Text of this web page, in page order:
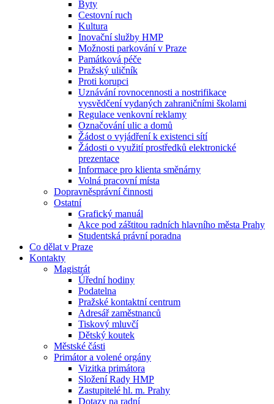
Byty
Cestovní ruch
Kultura
Inovační služby HMP
Možnosti parkování v Praze
Památková péče
Pražský uličník
Proti korupci
Uznávání rovnocennosti a nostrifikace
vysvědčení vydaných zahraničními školami
Regulace venkovní reklamy
Označování ulic a domů
Žádost o vyjádření k existenci sítí
Žádosti o využití prostředků elektronické
prezentace
Informace pro klienta směnárny
Volná pracovní místa
Dopravněsprávní činnosti
Ostatní
Grafický manuál
Akce pod záštitou radních hlavního města Prahy
Studentská právní poradna
Co dělat v Praze
Kontakty
Magistrát
Úřední hodiny
Podatelna
Pražské kontaktní centrum
Adresář zaměstnanců
Tiskový mluvčí
Dětský koutek
Městské části
Primátor a volené orgány
Vizitka primátora
Složení Rady HMP
Zastupitelé hl. m. Prahy
Dotazy na radní